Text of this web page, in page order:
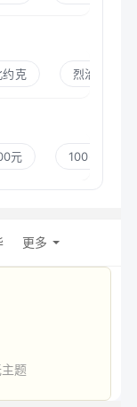
约克 烈治文山
元 100-300元
更多
题